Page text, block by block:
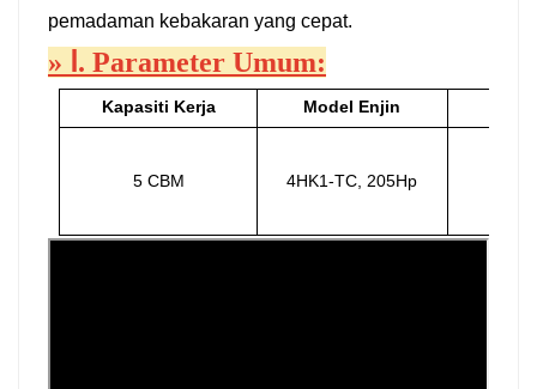
pemadaman kebakaran yang cepat.
» Ⅰ. Parameter Umum:
Kapasiti Kerja Model Enjin
5 CBM 4HK1-TC, 205Hp